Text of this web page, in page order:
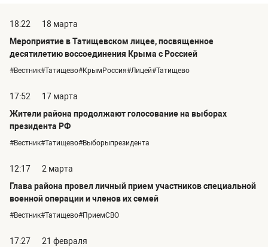
18:22
18 марта
Мероприятие в Татищевском лицее, посвященное
десятилетию воссоединения Крыма с Россией
#Вестник#Татищево#КрымРоссия#Лицей#Татищево
17:52
17 марта
Жители района продолжают голосование на выборах
президента РФ
#Вестник#Татищево#Выборыпрезидента
12:17
2 марта
Глава района провел личный прием участников специальной
военной операции и членов их семей
#Вестник#Татищево#ПриемСВО
17:27
21 февраля